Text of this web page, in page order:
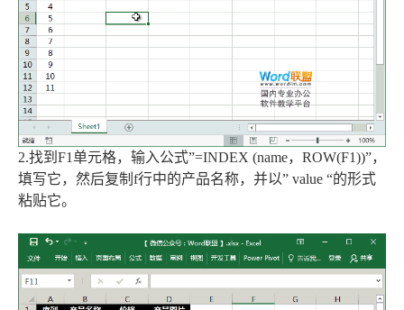
2.找到F1单元格，输入公式”=INDEX (name，ROW(F1))”，
填写它，然后复制f行中的产品名称，并以” value “的形式
粘贴它。